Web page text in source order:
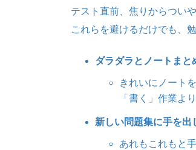
テスト直前、焦りからつい
これらを避けるだけでも、
ダラダラとノートまと
きれいにノート
「書く」作業よ
新しい問題集に手を出
あれもこれもと